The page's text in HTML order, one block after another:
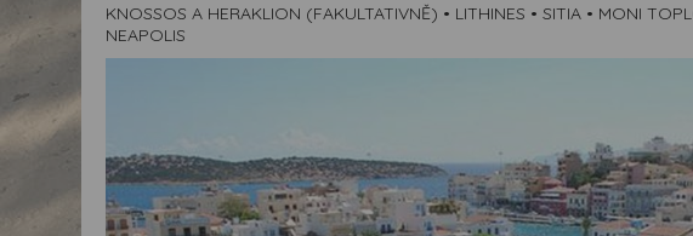
KNOSSOS A HERAKLION (FAKULTATIVNĚ) • LITHINES • SITIA • MONI
NEAPOLIS